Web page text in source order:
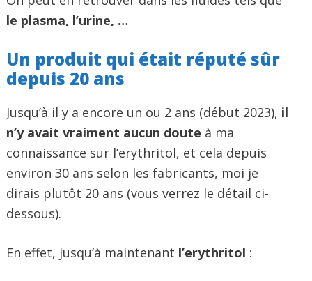
le plasma, l’urine, …
Un produit qui était réputé sûr
depuis 20 ans
Jusqu’à il y a encore un ou 2 ans (début 2023), il
n’y avait vraiment aucun doute à ma
connaissance sur l’erythritol, et cela depuis
environ 30 ans selon les fabricants, moi je
dirais plutôt 20 ans (vous verrez le détail ci-
dessous).
En effet, jusqu’à maintenant l’erythritol :